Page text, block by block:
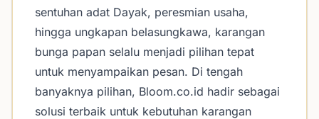
sentuhan adat Dayak, peresmian usaha,
hingga ungkapan belasungkawa, karangan
bunga papan selalu menjadi pilihan tepat
untuk menyampaikan pesan. Di tengah
banyaknya pilihan, Bloom.co.id hadir sebagai
solusi terbaik untuk kebutuhan karangan